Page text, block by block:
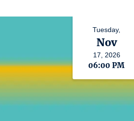
Tuesday,
Nov
17, 2026
06:00 PM